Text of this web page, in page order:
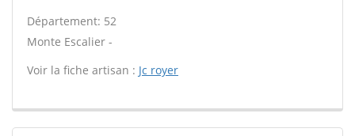
Département: 52
Monte Escalier -
Voir la fiche artisan : Jc royer